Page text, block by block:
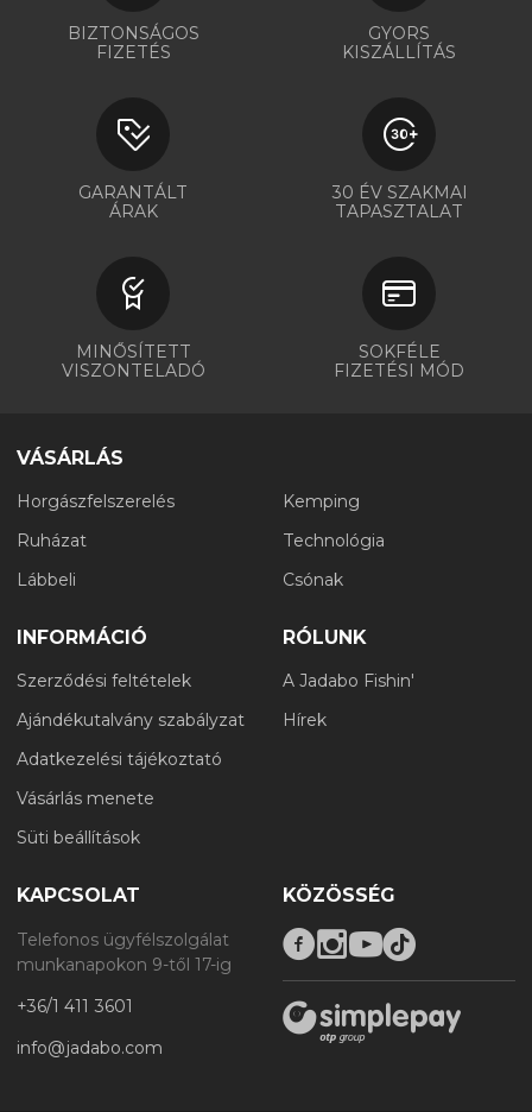
BIZTONSÁGOS
FIZETÉS
GYORS
KISZÁLLÍTÁS
GARANTÁLT
ÁRAK
30 ÉV SZAKMAI
TAPASZTALAT
MINŐSÍTETT
VISZONTELADÓ
SOKFÉLE
FIZETÉSI MÓD
VÁSÁRLÁS
Horgászfelszerelés
Ruházat
Lábbeli
Kemping
Technológia
Csónak
INFORMÁCIÓ
Szerződési feltételek
Ajándékutalvány szabályzat
Adatkezelési tájékoztató
Vásárlás menete
Süti beállítások
RÓLUNK
A Jadabo Fishin'
Hírek
KAPCSOLAT
Telefonos ügyfélszolgálat
munkanapokon 9-től 17-ig
+36/1 411 3601
info@jadabo.com
KÖZÖSSÉG